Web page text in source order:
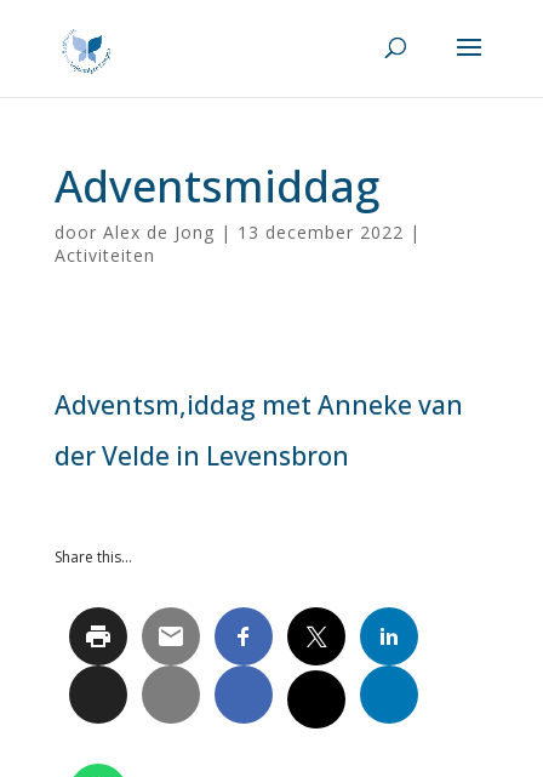
Adventsmiddag
door Alex de Jong | 13 december 2022 |
Activiteiten
Adventsm,iddag met Anneke van
der Velde in Levensbron
Share this…